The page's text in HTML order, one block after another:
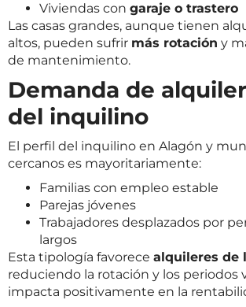
Viviendas con garaje o trastero
Las casas grandes, aunque tienen
altos, pueden sufrir más rotación y
de mantenimiento.
Demanda de
del inquilino
El perfil del inquilino en Alagón y
cercanos es mayoritariamente:
Familias con empleo estable
Parejas jóvenes
Trabajadores desplazados por
largos
Esta tipología favorece alquileres de
reduciendo la rotación y los periodos
impacta positivamente en la